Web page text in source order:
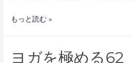
ヨ
極
もっと読む »
ヨガを極める62